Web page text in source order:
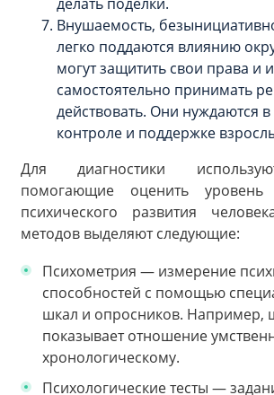
Внушаемость,
легко поддаются влиянию
могут защитить свои права и
самостоятельно принимать
действовать. Они нуждаются
контроле и поддержке
Для диагностики
помогающие оценить уровень
психического развития
методов выделяют следующие:
Психометрия — измерение
способностей с помощью
шкал и опросников. Например,
показывает отношение
хронологическому.
Психологические тесты —